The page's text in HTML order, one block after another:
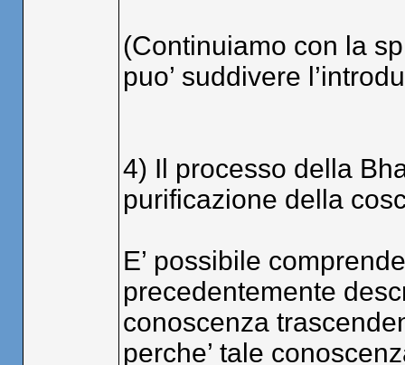
(Continuiamo con la
puo’ suddivere
4) Il processo della
purificazione della
E’ possibile
precedentemente
conoscenza
perche’ tale